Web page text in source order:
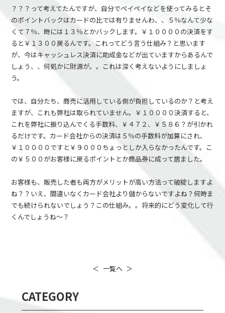
？？？って考えてたんですが、自分でペイペイなどを使ってみるとそ
のポイントバックはカードの比では有りませんわ、、５％なんて少な
くて７％、時には１３％とかバックします。￥１００００の決済をす
ると￥１３００戻るんです。これってどう言う仕組み？と思います
が、今はキャッシュレス決済に助成金などが出ていますからあるんで
しょう、、何処かに財源が。。これは深く考えないようにしましょ
う。
では、自分たち、商売に活用している側が負担しているのか？と考え
ますが、これも弊社は取られていません。￥１００００決済すると、
これを弊社に振り込んでくる手数料、￥４７２、￥５８６？が引かれ
るだけです。カード会社からの決済は５％の手数料が加算にされ、
￥１００００ですと￥９０００ちょっとしか入らなかったんです。こ
の￥５００がお客様に戻るポイントとか商品券に成って居ました。
お客様も、販売した者も両方がメリットが高い方法って破綻しますよ
ね？？いえ、間違いなくカード会社より儲からないですよね？何時ま
でも続けられないでしょう？この仕組み。。将来的にどう変化して行
くんでしょうね～？
＜ 一覧へ ＞
CATEGORY